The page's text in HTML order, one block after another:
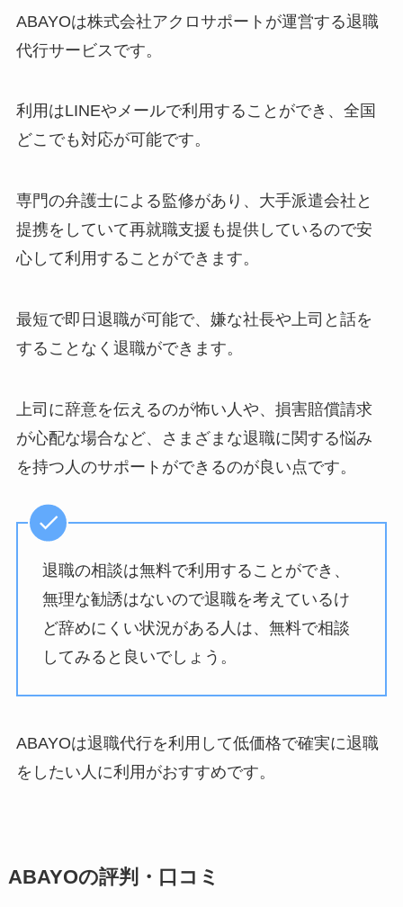
ABAYOは株式会社アクロサポートが運営する退職
代行サービスです。
利用はLINEやメールで利用することができ、全国
どこでも対応が可能です。
専門の弁護士による監修があり、大手派遣会社と
提携をしていて再就職支援も提供しているので安
心して利用することができます。
最短で即日退職が可能で、嫌な社長や上司と話を
することなく退職ができます。
上司に辞意を伝えるのが怖い人や、損害賠償請求
が心配な場合など、さまざまな退職に関する悩み
を持つ人のサポートができるのが良い点です。
退職の相談は無料で利用することができ、
無理な勧誘はないので退職を考えているけ
ど辞めにくい状況がある人は、無料で相談
してみると良いでしょう。
ABAYOは退職代行を利用して低価格で確実に退職
をしたい人に利用がおすすめです。
ABAYOの評判・口コミ